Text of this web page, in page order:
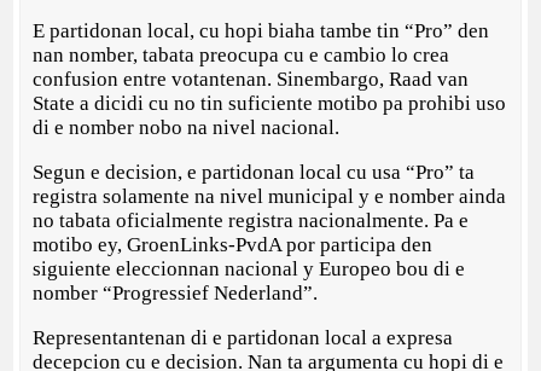
E partidonan local, cu hopi biaha tambe tin “Pro” den
nan nomber, tabata preocupa cu e cambio lo crea
confusion entre votantenan. Sinembargo, Raad van
State a dicidi cu no tin suficiente motibo pa prohibi uso
di e nomber nobo na nivel nacional.
Segun e decision, e partidonan local cu usa “Pro” ta
registra solamente na nivel municipal y e nomber ainda
no tabata oficialmente registra nacionalmente. Pa e
motibo ey, GroenLinks-PvdA por participa den
siguiente eleccionnan nacional y Europeo bou di e
nomber “Progressief Nederland”.
Representantenan di e partidonan local a expresa
decepcion cu e decision. Nan ta argumenta cu hopi di e